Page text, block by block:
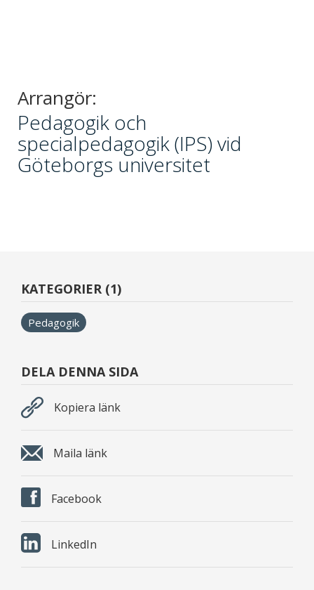
Arrangör:
Pedagogik och
specialpedagogik (IPS) vid
Göteborgs universitet
KATEGORIER (1)
Pedagogik
DELA DENNA SIDA
Kopiera länk
Maila länk
Facebook
LinkedIn